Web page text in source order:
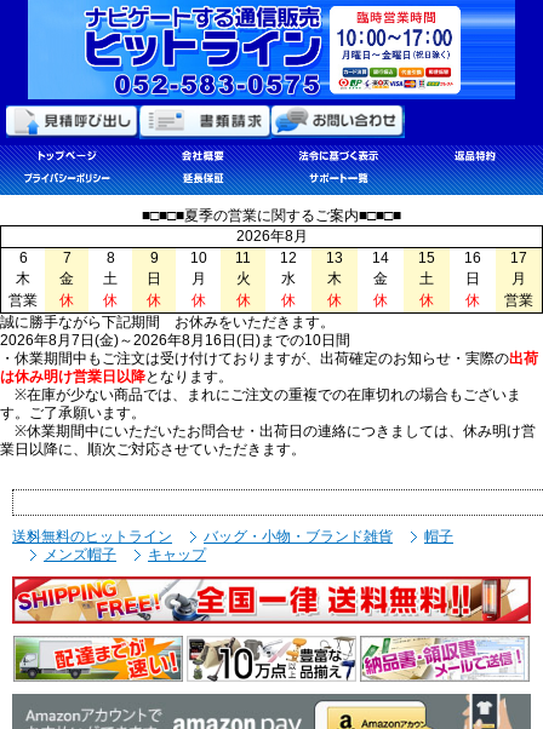
■□■□■夏季の営業に関するご案内■□■□■
2026年8月
6
7 8 9 10 11 12 13 14 15 16
17
木
金 土 日 月 火 水 木 金 土 日
月
営業
休 休 休 休 休 休 休 休 休 休
営業
誠に勝手ながら下記期間 お休みをいただきます。
2026年8月7日(金)～2026年8月16日(日)までの10日間
・休業期間中もご注文は受け付けておりますが、出荷確定のお知らせ・実際の出荷
は休み明け営業日以降となります。
※在庫が少ない商品では、まれにご注文の重複での在庫切れの場合もございま
す。ご了承願います。
※休業期間中にいただいたお問合せ・出荷日の連絡につきましては、休み明け営
業日以降に、順次ご対応させていただきます。
送料無料のヒットライン バッグ・小物・ブランド雑貨
帽子
メンズ帽子
キャップ